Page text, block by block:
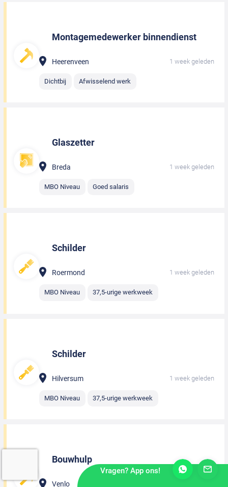
Montagemedewerker binnendienst
Heerenveen 1 week geleden
Dichtbij Afwisselend werk
Glaszetter
Breda 1 week geleden
MBO Niveau Goed salaris
Schilder
Roermond 1 week geleden
MBO Niveau 37,5-urige werkweek
Schilder
Hilversum 1 week geleden
MBO Niveau 37,5-urige werkweek
Bouwhulp
Venlo
Vragen? App ons!